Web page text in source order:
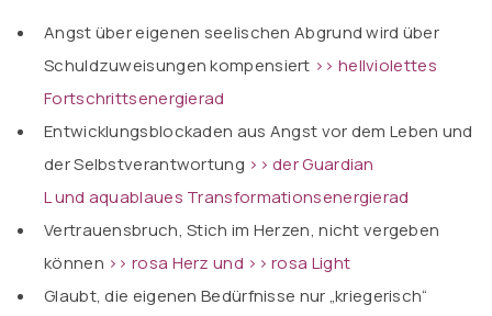
Angst über eigenen seelischen Abgrund wird über
Schuldzuweisungen kompensiert >> hellviolettes
Fortschrittsenergierad
Entwicklungsblockaden aus Angst vor dem Leben und
der Selbstverantwortung >> der Guardian
Lund aquablaues Transformationsenergierad
Vertrauensbruch, Stich im Herzen, nicht vergeben
können >> rosa Herz und >> rosa Light
Glaubt, die eigenen Bedürfnisse nur „kriegerisch“